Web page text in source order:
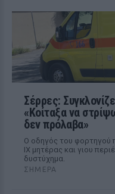
Σέρρες:
«Κοίταξα να
δεν πρόλαβα»
Ο οδηγός του φορτηγού
ΙΧ μητέρας και γιου
δυστύχημα.
ΣΉΜΕΡΑ